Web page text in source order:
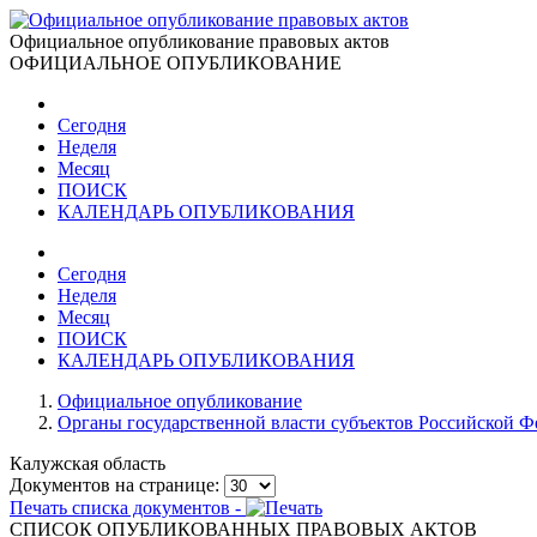
Официальное опубликование правовых актов
ОФИЦИАЛЬНОЕ ОПУБЛИКОВАНИЕ
Сегодня
Неделя
Месяц
ПОИСК
КАЛЕНДАРЬ ОПУБЛИКОВАНИЯ
Сегодня
Неделя
Месяц
ПОИСК
КАЛЕНДАРЬ ОПУБЛИКОВАНИЯ
Официальное опубликование
Органы государственной власти субъектов Российской
Калужская область
Документов на странице:
Печать списка документов -
СПИСОК ОПУБЛИКОВАННЫХ ПРАВОВЫХ АКТОВ